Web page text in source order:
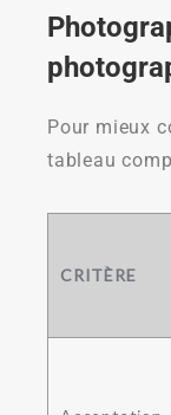
Pour mieux
tableau
CRITÈRE